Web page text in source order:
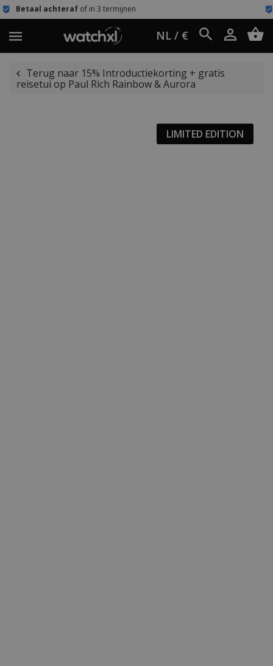
in 3 termijnen Eenvoudig retour
NL / €
Terug naar 15% Introductiekorting + gratis
reisetui op Paul Rich Rainbow & Aurora
LIMITED EDITION